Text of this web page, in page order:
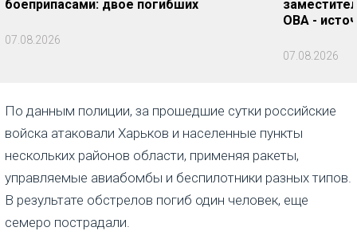
боеприпасами: двое погибших
07.08.2026
ОВА -
07.08.2026
По данным полиции, за прошедшие сутки российские
войска атаковали Харьков и населенные пункты
нескольких районов области, применяя ракеты,
управляемые авиабомбы и беспилотники разных типов.
В результате обстрелов погиб один человек, еще
семеро пострадали.